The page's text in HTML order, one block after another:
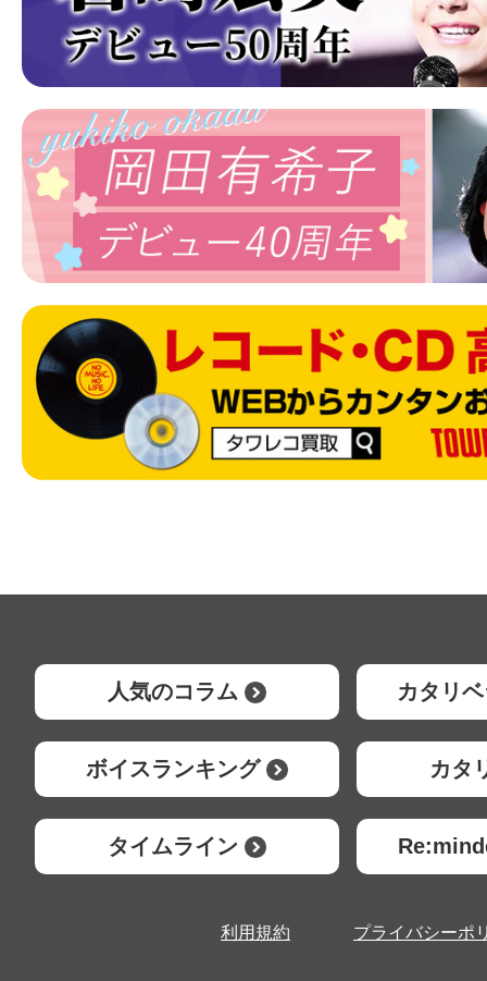
人気のコラム カタリ
ボイスランキング カタ
タイムライン
利用規約 プライバシーポ